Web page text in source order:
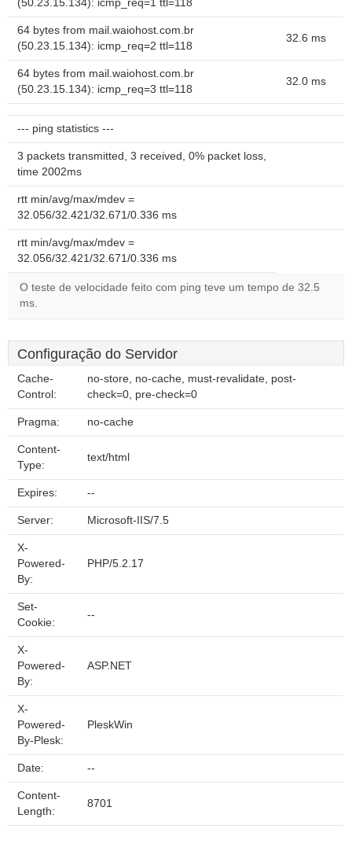
(50.23.15.134): icmp_req=1 ttl=118
64 bytes from mail.waiohost.com.br
(50.23.15.134): icmp_req=2 ttl=118
32.6 ms
64 bytes from mail.waiohost.com.br
(50.23.15.134): icmp_req=3 ttl=118
32.0 ms
--- ping statistics ---
3 packets transmitted, 3 received, 0% packet loss,
time 2002ms
rtt min/avg/max/mdev =
32.056/32.421/32.671/0.336 ms
rtt min/avg/max/mdev =
32.056/32.421/32.671/0.336 ms
O teste de velocidade feito com ping teve um tempo de 32.5
ms.
Configuração do Servidor
Cache-
Control:
no-store, no-cache, must-revalidate, post-
check=0, pre-check=0
Pragma: no-cache
Content-
Type:
text/html
Expires: --
Server: Microsoft-IIS/7.5
X-
Powered-
By:
PHP/5.2.17
Set-
Cookie:
--
X-
Powered-
By:
ASP.NET
X-
Powered-
By-Plesk:
PleskWin
Date: --
Content-
Length:
8701